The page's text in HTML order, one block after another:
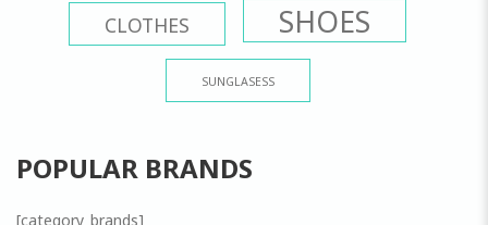
CLOTHES SHOES
SUNGLASESS
POPULAR BRANDS
[category_brands]